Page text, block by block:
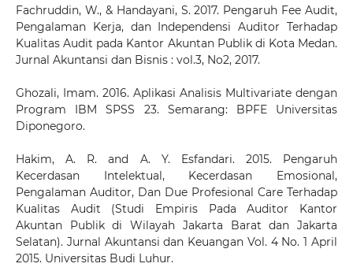
Fachruddin, W., & Handayani, S. 2017. Pengaruh Fee Audit,
Pengalaman Kerja, dan Independensi Auditor Terhadap
Kualitas Audit pada Kantor Akuntan Publik di Kota Medan.
Jurnal Akuntansi dan Bisnis : vol.3, No2, 2017.
Ghozali, Imam. 2016. Aplikasi Analisis Multivariate dengan
Program IBM SPSS 23. Semarang: BPFE Universitas
Diponegoro.
Hakim, A. R. and A. Y. Esfandari. 2015. Pengaruh
Kecerdasan Intelektual, Kecerdasan Emosional,
Pengalaman Auditor, Dan Due Profesional Care Terhadap
Kualitas Audit (Studi Empiris Pada Auditor Kantor
Akuntan Publik di Wilayah Jakarta Barat dan Jakarta
Selatan). Jurnal Akuntansi dan Keuangan Vol. 4 No. 1 April
2015. Universitas Budi Luhur.